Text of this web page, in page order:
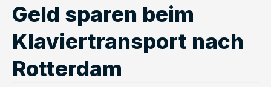
Geld sparen beim
Klaviertransport nach
Rotterdam